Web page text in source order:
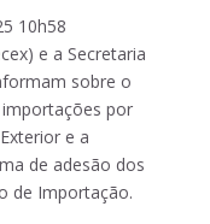
10h58
e a Secretaria
sobre o
por
e a
de adesão dos
de Importação.